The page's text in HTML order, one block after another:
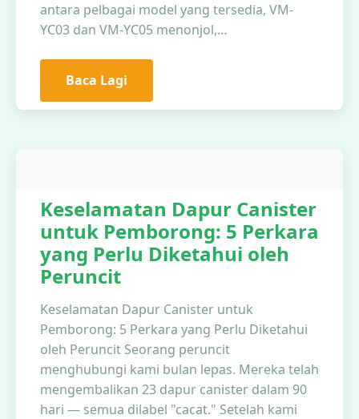
antara pelbagai model yang tersedia, VM-
YC03 dan VM-YC05 menonjol,…
Baca Lagi
Keselamatan Dapur Canister
untuk Pemborong: 5 Perkara
yang Perlu Diketahui oleh
Peruncit
Keselamatan Dapur Canister untuk
Pemborong: 5 Perkara yang Perlu Diketahui
oleh Peruncit Seorang peruncit
menghubungi kami bulan lepas. Mereka telah
mengembalikan 23 dapur canister dalam 90
hari — semua dilabel "cacat." Setelah kami